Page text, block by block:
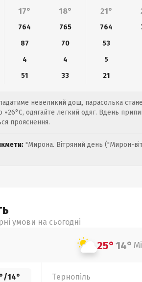
17° 18° 21°
764 765 764
87 70 53
4 4 5
51 33 21
невеликий дощ, парасолька
+26°C, одягайте легкий одяг. Вдень
прояснення.
"Мирона. Вітряний день ("Мирон-
умови на сьогодні
25°14°
/14° Тернопіль